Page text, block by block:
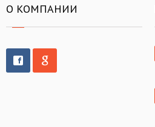
О КОМПАНИИ